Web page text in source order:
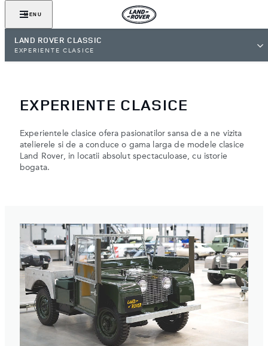
MENU
LAND ROVER CLASSIC
EXPERIENTE CLASICE
EXPERIENTE CLASICE
Experientele clasice ofera pasionatilor sansa de a ne vizita
atelierele si de a conduce o gama larga de modele clasice
Land Rover, in locatii absolut spectaculoase, cu istorie
bogata.